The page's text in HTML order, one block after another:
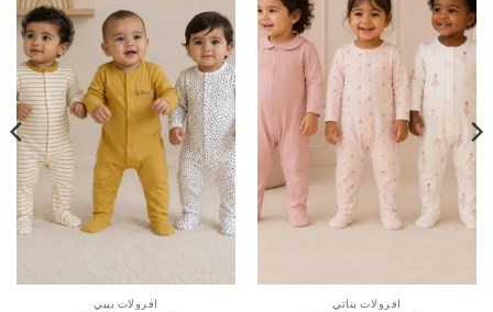
المفضلة
افرولات بناتي
المفضلة
افرولات بيبي